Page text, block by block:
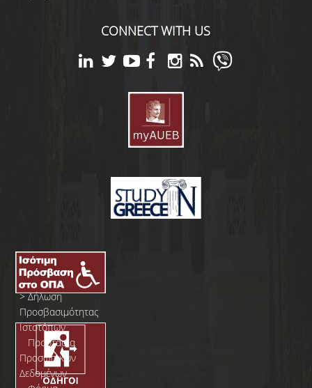
CONNECT WITH US
>Δήλωση
Προσβασιμότητας
Ιστοτόπων
Προστασία
Προσωπικών
Δεδομένων